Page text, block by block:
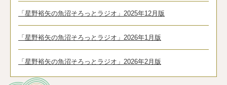
「星野裕矢の魚沼そろっとラジオ」2025年12月版
「星野裕矢の魚沼そろっとラジオ」2026年1月版
「星野裕矢の魚沼そろっとラジオ」2026年2月版